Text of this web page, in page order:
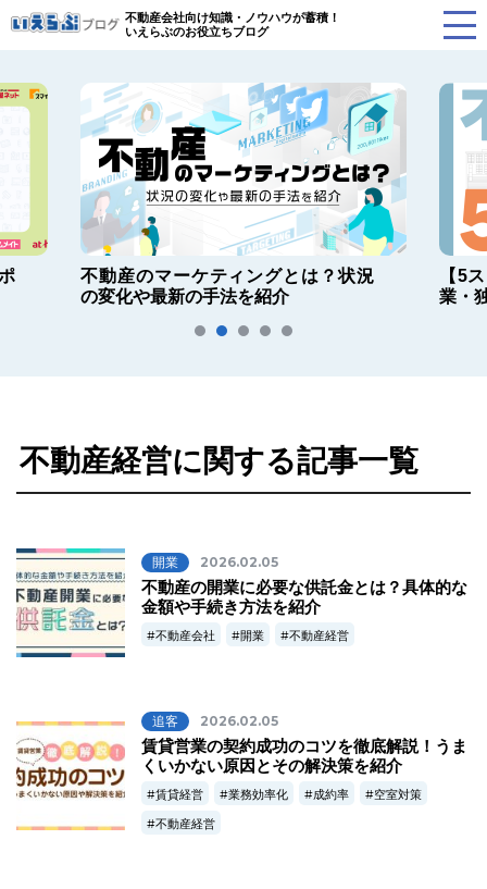
不動産会社向け知識・ノウハウが蓄積！
いえらぶのお役立ちブログ
不動産のマーケティングとは？状況
の変化や最新の手法を紹介
【5
業・
不動産経営に関する記事一覧
開業 2026.02.05
不動産の開業に必要な供託金とは？具体的な
金額や手続き方法を紹介
不動産会社 開業 不動産経営
追客 2026.02.05
賃貸営業の契約成功のコツを徹底解説！うま
くいかない原因とその解決策を紹介
賃貸経営 業務効率化 成約率
空室対策
不動産経営